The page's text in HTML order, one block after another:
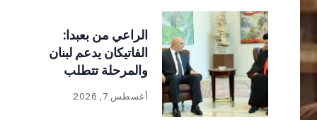
الراعي من بعبدا:
الفاتيكان يدعم لبنان
والمرحلة تتطلب
الالتفاف حول الدولة
ومؤسساتها
أغسطس 7, 2026